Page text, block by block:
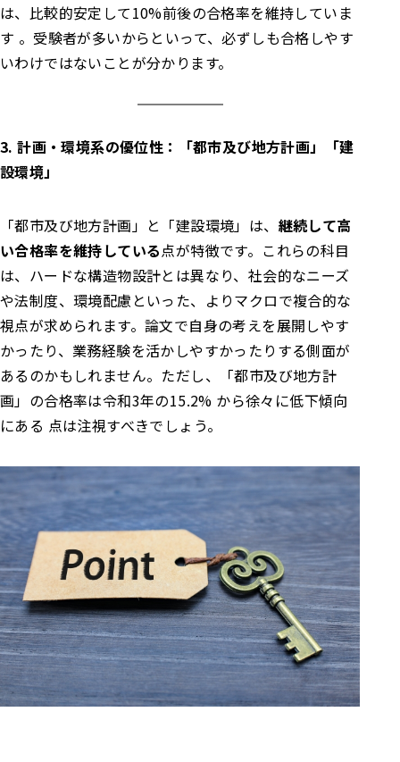
は、比較的安定して10%前後の合格率を維持していま
す 。受験者が多いからといって、必ずしも合格しやす
いわけではないことが分かります。
3. 計画・環境系の優位性：「都市及び地方計画」「建
設環境」
「都市及び地方計画」と「建設環境」は、 継続して高
い合格率を維持している点が特徴です。これらの科目
は、ハードな構造物設計とは異なり、社会的なニーズ
や法制度、環境配慮といった、よりマクロで複合的な
視点が求められます。論文で自身の考えを展開しやす
かったり、業務経験を活かしやすかったりする側面が
あるのかもしれません。ただし、「都市及び地方計
画」の合格率は令和3年の15.2% から徐々に低下傾向
にある 点は注視すべきでしょう。